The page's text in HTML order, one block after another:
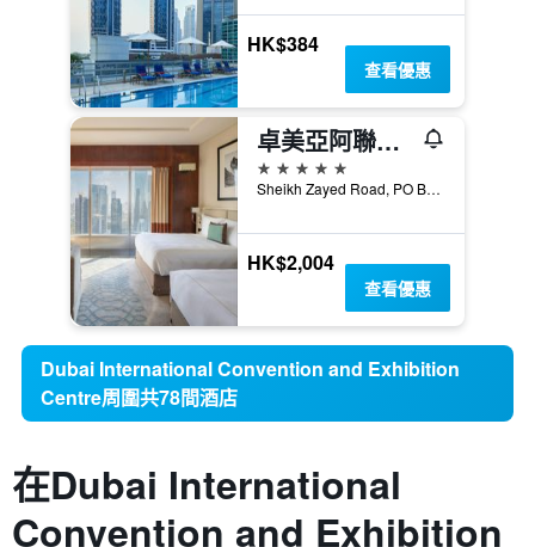
HK$384
查看優惠
卓美亞阿聯酋中心酒店
5星級
Sheikh Zayed Road, PO Box 72127, 杜拜, 阿拉伯聯合大公國
HK$2,004
查看優惠
Dubai International Convention and Exhibition
Centre周圍共78間酒店
在Dubai International
Convention and Exhibition